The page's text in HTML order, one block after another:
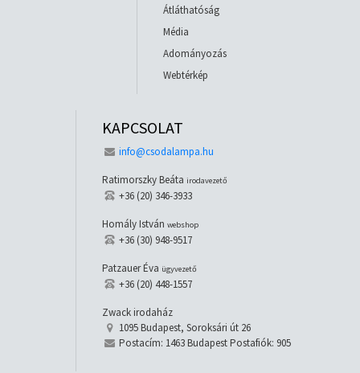
Átláthatóság
Média
Adományozás
Webtérkép
KAPCSOLAT
info@csodalampa.hu
Ratimorszky Beáta irodavezető
+36 (20) 346-3933
Homály István webshop
+36 (30) 948-9517
Patzauer Éva ügyvezető
+36 (20) 448-1557
Zwack irodaház
1095 Budapest, Soroksári út 26
Postacím: 1463 Budapest Postafiók: 905